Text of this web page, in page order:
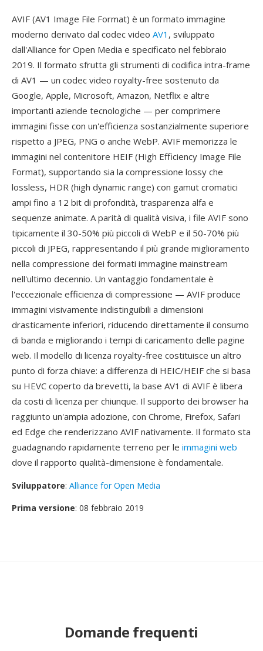
AVIF (AV1 Image File Format) è un formato immagine
moderno derivato dal codec video AV1 , sviluppato
dall'Alliance for Open Media e specificato nel febbraio
2019. Il formato sfrutta gli strumenti di codifica intra-frame
di AV1 — un codec video royalty-free sostenuto da
Google, Apple, Microsoft, Amazon, Netflix e altre
importanti aziende tecnologiche — per comprimere
immagini fisse con un'efficienza sostanzialmente superiore
rispetto a JPEG, PNG o anche WebP. AVIF memorizza le
immagini nel contenitore HEIF (High Efficiency Image File
Format), supportando sia la compressione lossy che
lossless, HDR (high dynamic range) con gamut cromatici
ampi fino a 12 bit di profondità, trasparenza alfa e
sequenze animate. A parità di qualità visiva, i file AVIF sono
tipicamente il 30-50% più piccoli di WebP e il 50-70% più
piccoli di JPEG, rappresentando il più grande miglioramento
nella compressione dei formati immagine mainstream
nell'ultimo decennio. Un vantaggio fondamentale è
l'eccezionale efficienza di compressione — AVIF produce
immagini visivamente indistinguibili a dimensioni
drasticamente inferiori, riducendo direttamente il consumo
di banda e migliorando i tempi di caricamento delle pagine
web. Il modello di licenza royalty-free costituisce un altro
punto di forza chiave: a differenza di HEIC/HEIF che si basa
su HEVC coperto da brevetti, la base AV1 di AVIF è libera
da costi di licenza per chiunque. Il supporto dei browser ha
raggiunto un'ampia adozione, con Chrome, Firefox, Safari
ed Edge che renderizzano AVIF nativamente. Il formato sta
guadagnando rapidamente terreno per le immagini web
dove il rapporto qualità-dimensione è fondamentale.
Sviluppatore: Alliance for Open Media
Prima versione: 08 febbraio 2019
Domande frequenti